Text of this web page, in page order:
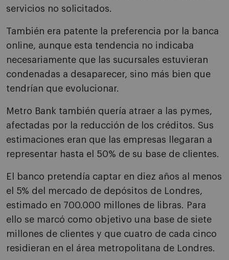
servicios no solicitados.
También era patente la preferencia por la banca
online, aunque esta tendencia no indicaba
necesariamente que las sucursales estuvieran
condenadas a desaparecer, sino más bien que
tendrían que evolucionar.
Metro Bank también quería atraer a las pymes,
afectadas por la reducción de los créditos. Sus
estimaciones eran que las empresas llegaran a
representar hasta el 50% de su base de clientes.
El banco pretendía captar en diez años al menos
el 5% del mercado de depósitos de Londres,
estimado en 700.000 millones de libras. Para
ello se marcó como objetivo una base de siete
millones de clientes y que cuatro de cada cinco
residieran en el área metropolitana de Londres.